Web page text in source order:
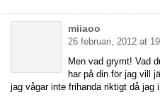
miiaoo
26 februari, 2012 at
Men vad grymt! Vad
har på din för jag vill
jag vågar inte frihanda riktigt då jag